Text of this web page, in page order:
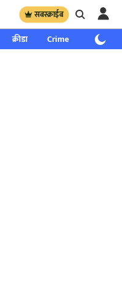
सबस्क्राईब
क्रीडा Crime साप्ताहिक